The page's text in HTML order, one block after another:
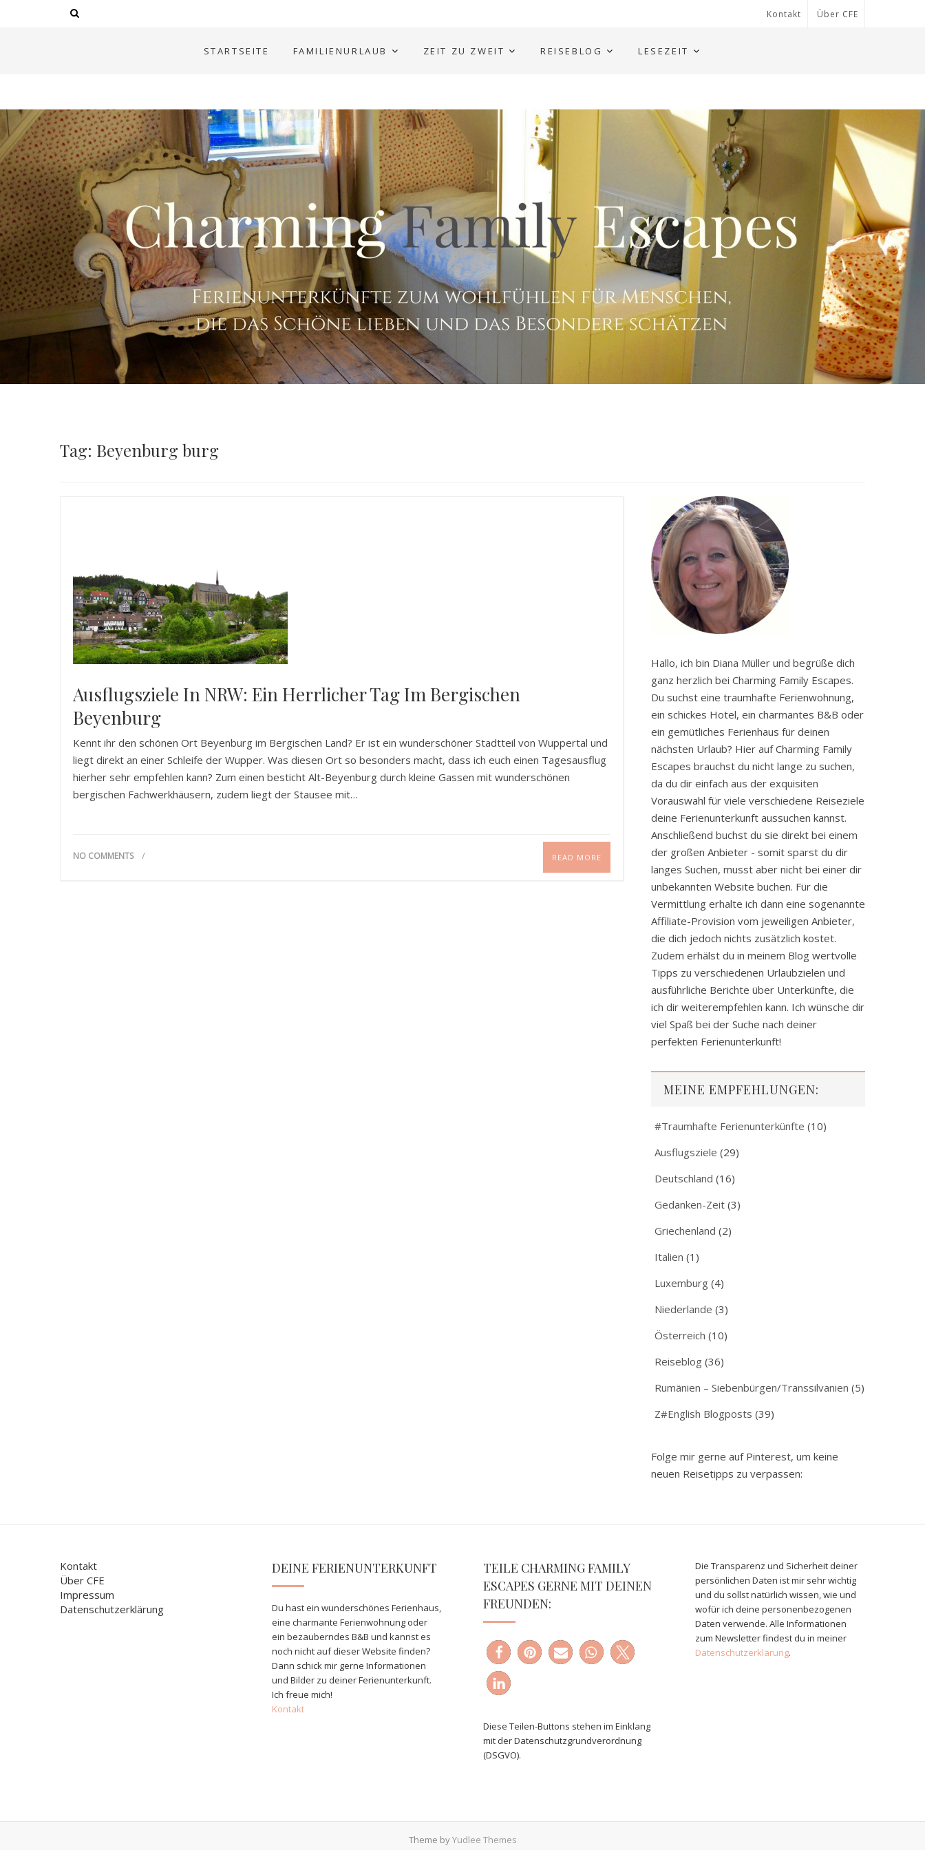
Kontakt Über CFE
STARTSEITE FAMILIENURLAUB ZEIT ZU ZWEIT REISEBLOG LESEZEIT
Tag: Beyenburg burg
Ausflugsziele In NRW: Ein Herrlicher Tag Im Bergischen
Beyenburg
Kennt ihr den schönen Ort Beyenburg im Bergischen Land? Er ist ein wunderschöner Stadtteil von Wuppertal und
liegt direkt an einer Schleife der Wupper. Was diesen Ort so besonders macht, dass ich euch einen Tagesausflug
hierher sehr empfehlen kann? Zum einen besticht Alt-Beyenburg durch kleine Gassen mit wunderschönen
bergischen Fachwerkhäusern, zudem liegt der Stausee mit…
NO COMMENTS READ MORE
Hallo, ich bin Diana Müller und begrüße dich
ganz herzlich bei Charming Family Escapes.
Du suchst eine traumhafte Ferienwohnung,
ein schickes Hotel, ein charmantes B&B oder
ein gemütliches Ferienhaus für deinen
nächsten Urlaub? Hier auf Charming Family
Escapes brauchst du nicht lange zu suchen,
da du dir einfach aus der exquisiten
Vorauswahl für viele verschiedene Reiseziele
deine Ferienunterkunft aussuchen kannst.
Anschließend buchst du sie direkt bei einem
der großen Anbieter - somit sparst du dir
langes Suchen, musst aber nicht bei einer dir
unbekannten Website buchen. Für die
Vermittlung erhalte ich dann eine sogenannte
Affiliate-Provision vom jeweiligen Anbieter,
die dich jedoch nichts zusätzlich kostet.
Zudem erhälst du in meinem Blog wertvolle
Tipps zu verschiedenen Urlaubzielen und
ausführliche Berichte über Unterkünfte, die
ich dir weiterempfehlen kann. Ich wünsche dir
viel Spaß bei der Suche nach deiner
perfekten Ferienunterkunft!
MEINE EMPFEHLUNGEN:
#Traumhafte Ferienunterkünfte (10)
Ausflugsziele (29)
Deutschland (16)
Gedanken-Zeit (3)
Griechenland (2)
Italien (1)
Luxemburg (4)
Niederlande (3)
Österreich (10)
Reiseblog (36)
Rumänien – Siebenbürgen/Transsilvanien (5)
Z#English Blogposts (39)
Folge mir gerne auf Pinterest, um keine
neuen Reisetipps zu verpassen:
Kontakt
Über CFE
Impressum
Datenschutzerklärung
DEINE FERIENUNTERKUNFT
Du hast ein wunderschönes Ferienhaus,
eine charmante Ferienwohnung oder
ein bezauberndes B&B und kannst es
noch nicht auf dieser Website finden?
Dann schick mir gerne Informationen
und Bilder zu deiner Ferienunterkunft.
Ich freue mich!
Kontakt
TEILE CHARMING FAMILY
ESCAPES GERNE MIT DEINEN
FREUNDEN:
Diese Teilen-Buttons stehen im Einklang
mit der Datenschutzgrundverordnung
(DSGVO).
Die Transparenz und Sicherheit deiner
persönlichen Daten ist mir sehr wichtig
und du sollst natürlich wissen, wie und
wofür ich deine personenbezogenen
Daten verwende. Alle Informationen
zum Newsletter findest du in meiner
Datenschutzerklärung.
Theme byYudlee Themes